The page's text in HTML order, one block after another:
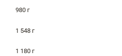
980 г
1 548 г
1 180 г